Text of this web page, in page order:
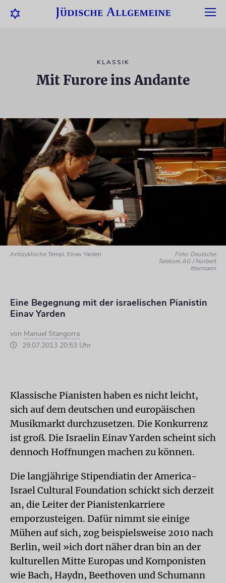
KLASSIK
Mit Furore ins Andante
Antizyklische Tempi: Einav Yarden
Foto: Deutsche
Telekom AG / Norbert
Ittermann
Eine Begegnung mit der israelischen Pianistin
Einav Yarden
von Manuel Stangorra
29.07.2013 20:53 Uhr
Klassische Pianisten haben es nicht leicht,
sich auf dem deutschen und europäischen
Musikmarkt durchzusetzen. Die Konkurrenz
ist groß. Die Israelin Einav Yarden scheint sich
dennoch Hoffnungen machen zu können.
Die langjährige Stipendiatin der America-
Israel Cultural Foundation schickt sich derzeit
an, die Leiter der Pianistenkarriere
emporzusteigen. Dafür nimmt sie einige
Mühen auf sich, zog beispielsweise 2010 nach
Berlin, weil »ich dort näher dran bin an der
kulturellen Mitte Europas und Komponisten
wie Bach, Haydn, Beethoven und Schumann